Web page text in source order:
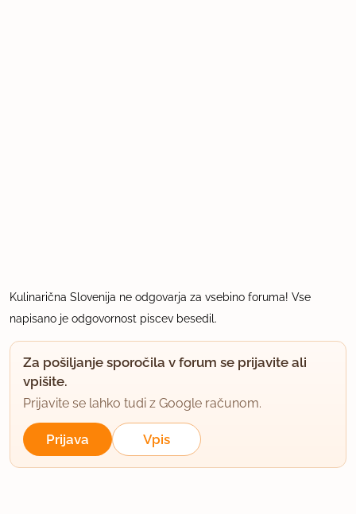
Kulinarična Slovenija ne odgovarja za vsebino foruma! Vse
napisano je odgovornost piscev besedil.
Za pošiljanje sporočila v forum se prijavite ali
vpišite.
Prijavite se lahko tudi z Google računom.
Prijava Vpis